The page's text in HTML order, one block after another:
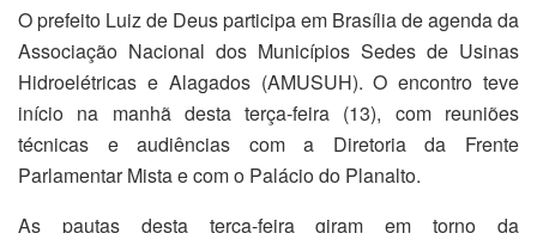
O prefeito Luiz de Deus participa em Brasília de agenda da
Associação Nacional dos Municípios Sedes de Usinas
Hidroelétricas e Alagados (AMUSUH). O encontro teve
início na manhã desta terça-feira (13), com reuniões
técnicas e audiências com a Diretoria da Frente
Parlamentar Mista e com o Palácio do Planalto.
As pautas desta terça-feira giram em torno da